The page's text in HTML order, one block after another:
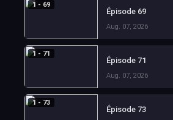
1 - 69
Épisode 69
Aug. 07, 2026
1 - 71
Épisode 71
Aug. 07, 2026
1 - 73
Épisode 73